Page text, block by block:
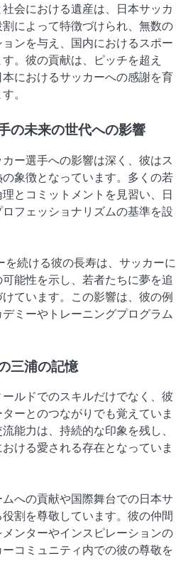
会における遺産は、日本サッカ
によって特徴づけられ、無数の
ンを与え、国内におけるスポー
。彼の貢献は、ピッチを超え
におけるサッカーへの感謝を育
。
の未来の世代への影響
ー選手への影響は深く、彼はス
象徴となっています。多くの若
とコミットメントを見習い、日
フェッショナリズムの基準を設
続ける彼の長寿は、サッカーに
能性を示し、若者たちに夢を追
ています。この影響は、彼の例
ミーやトレーニングプログラム
三浦の記憶
ルドでのスキルだけでなく、彼
ーとのつながりでも覚えていま
能力は、持続的な印象を残し、
ける愛される存在となっていま
への貢献や国際舞台での日本サ
割を尊敬しています。彼の仲間
ンターやインスピレーションの
コミュニティ内での彼の尊敬を